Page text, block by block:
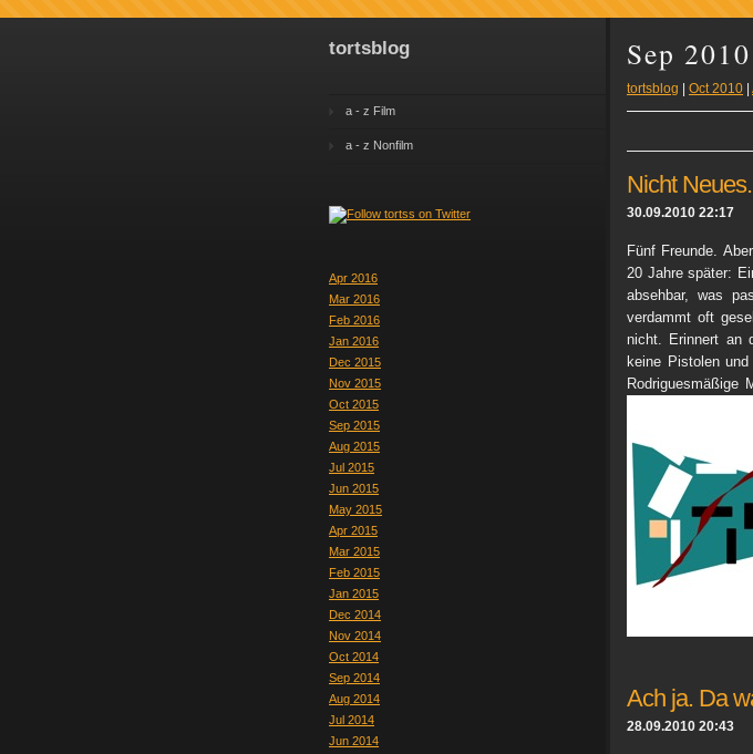
tortsblog
a - z Film
a - z Nonfilm
Apr 2016
Mar 2016
Feb 2016
Jan 2016
Dec 2015
Nov 2015
Oct 2015
Sep 2015
Aug 2015
Jul 2015
Jun 2015
May 2015
Apr 2015
Mar 2015
Feb 2015
Jan 2015
Dec 2014
Nov 2014
Oct 2014
Sep 2014
Aug 2014
Jul 2014
Jun 2014
Sep 2010
tortsblog Oct 2010
Nicht
30.09.2010 22:17
Fünf Freunde.
20 Jahre später:
absehbar, was
verdammt oft
nicht. Erinnert an
keine Pistolen
Rodriguesmäßige
Ach ja. Da
28.09.2010 20:43